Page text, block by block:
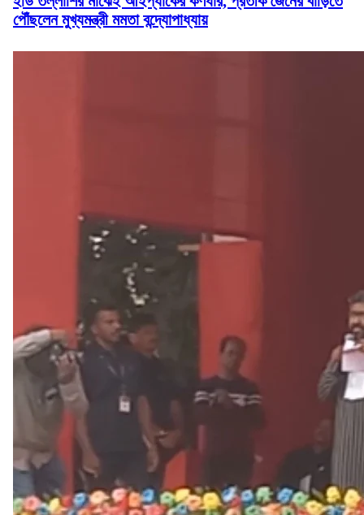
পৌঁছলেন মুখ্যমন্ত্রী মমতা বন্দ্যোপাধ্যায়